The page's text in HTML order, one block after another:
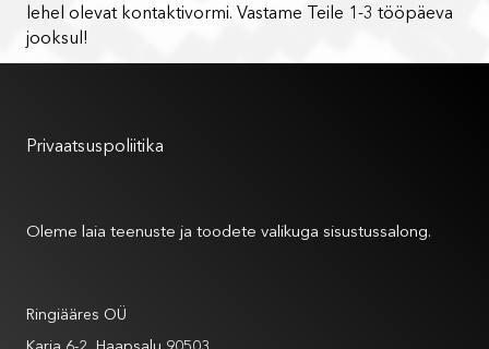
lehel olevat kontaktivormi. Vastame Teile 1-3 tööpäeva
jooksul!
Privaatsuspoliitika
Oleme laia teenuste ja toodete valikuga sisustussalong.
Ringiääres OÜ